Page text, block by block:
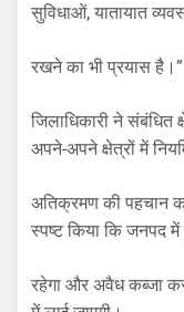
सुविधाओं, यातायात
रखने का भी प्रयास है।”
​जिलाधिकारी ने संबंधित
अपने-अपने क्षेत्रों में
अतिक्रमण की पहचान
स्पष्ट किया कि जनपद
रहेगा और अवैध कब्जा